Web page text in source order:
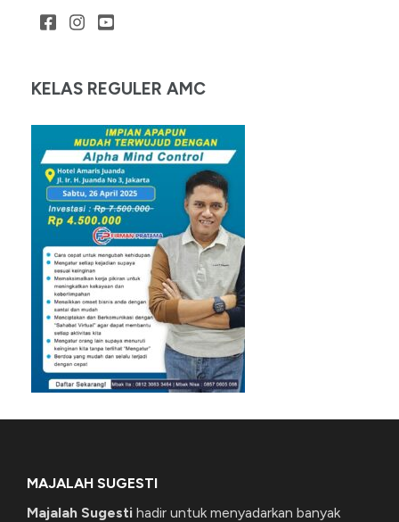
KELAS REGULER AMC
MAJALAH SUGESTI
Majalah Sugesti hadir untuk menyadarkan banyak